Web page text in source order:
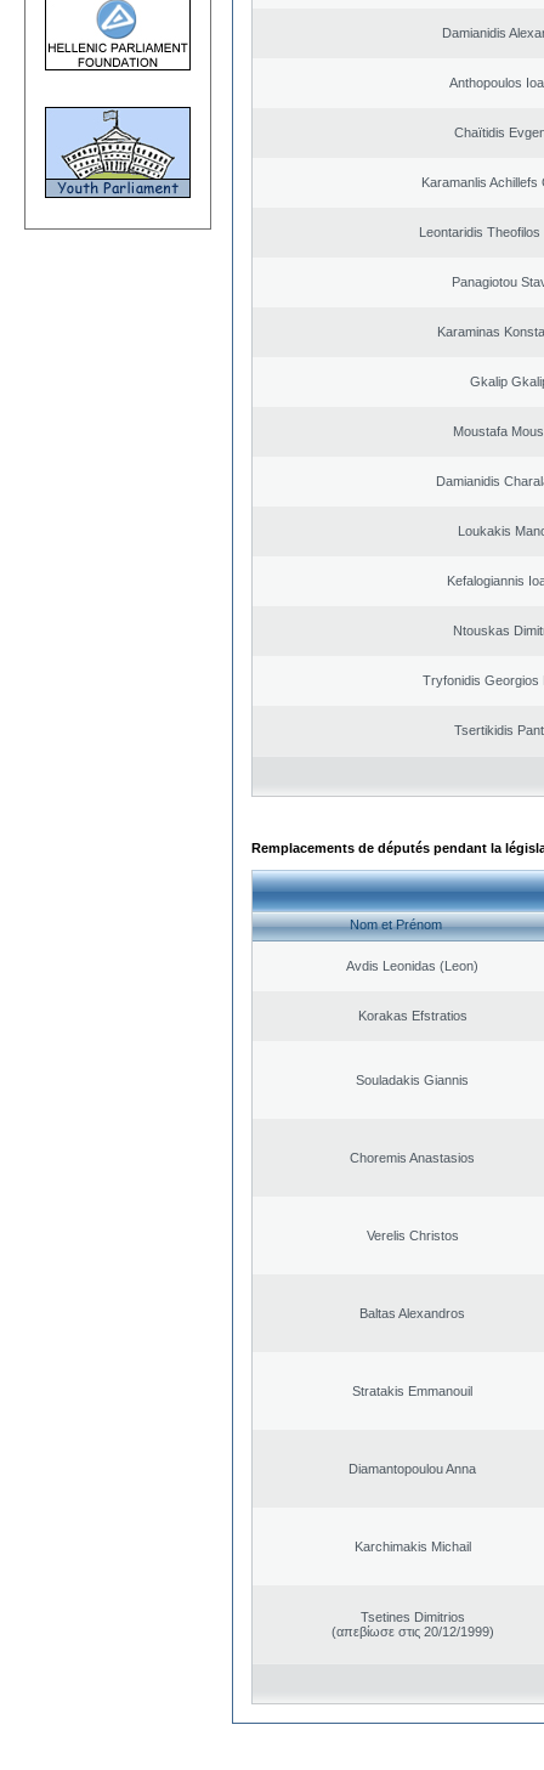
Damianidis
Anthopoulos
Chaïtidis
Karamanlis Achillefs
Leontaridis
Panagiotou
Karaminas
Gkalip
Moustafa
Damianidis
Loukakis
Kefalogiannis
Ntouskas
Tryfonidis Georgios
Tsertikidis
Remplacements de députés pendant la
Nom et Prénom
Avdis Leonidas (Leon)
Korakas Efstratios
Souladakis Giannis
Choremis Anastasios
Verelis Christos
Baltas Alexandros
Stratakis Emmanouil
Diamantopoulou Anna
Karchimakis Michail
Tsetines Dimitrios
(απεβίωσε στις 20/12/1999)